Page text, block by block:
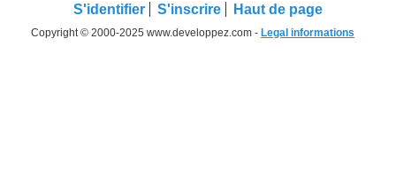
S'identifier S'inscrire Haut de page
Copyright © 2000-2025 www.developpez.com - Legal informations